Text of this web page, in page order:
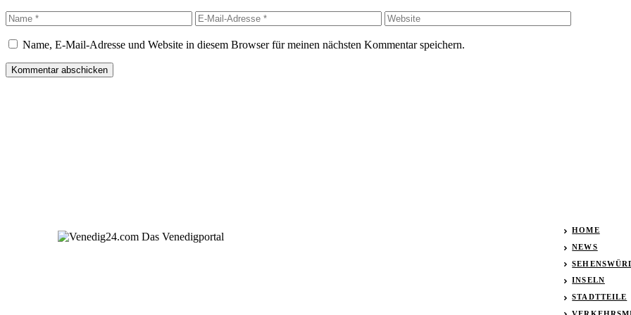
Name
E-
Mail-
Adresse
Website
Name, E-Mail-Adresse und Website in diesem Browser für meinen nächsten Kommentar speichern.
HOME
NEWS
INSELN
STADTTEILE